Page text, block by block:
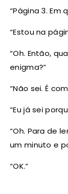
“Página 3. Em
“Estou na
“Oh. Então,
enigma?”
“Não sei. É
“Eu já sei
“Oh. Para de
um minuto e
“OK.”